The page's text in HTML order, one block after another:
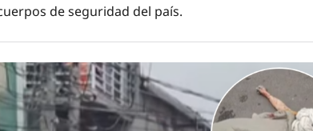
de seguridad del país.